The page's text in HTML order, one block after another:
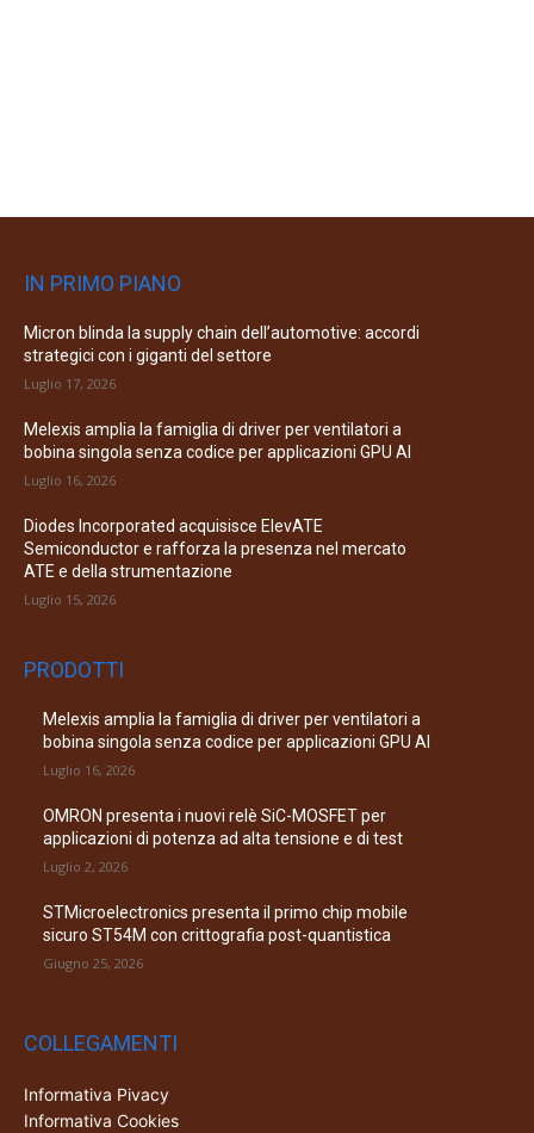
IN PRIMO PIANO
Micron blinda la supply chain dell’automotive: accordi
strategici con i giganti del settore
Luglio 17, 2026
Melexis amplia la famiglia di driver per ventilatori a
bobina singola senza codice per applicazioni GPU AI
Luglio 16, 2026
Diodes Incorporated acquisisce ElevATE
Semiconductor e rafforza la presenza nel mercato
ATE e della strumentazione
Luglio 15, 2026
PRODOTTI
Melexis amplia la famiglia di driver per ventilatori a
bobina singola senza codice per applicazioni GPU AI
Luglio 16, 2026
OMRON presenta i nuovi relè SiC-MOSFET per
applicazioni di potenza ad alta tensione e di test
Luglio 2, 2026
STMicroelectronics presenta il primo chip mobile
sicuro ST54M con crittografia post-quantistica
Giugno 25, 2026
COLLEGAMENTI
Informativa Pivacy
Informativa Cookies